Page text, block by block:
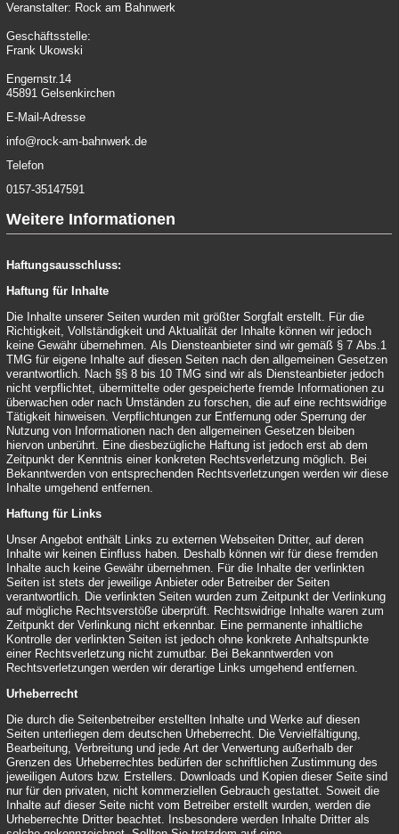
Veranstalter: Rock am Bahnwerk
Geschäftsstelle:
Frank Ukowski
Engernstr.14
45891 Gelsenkirchen
E-Mail-Adresse
info@rock-am-bahnwerk.de
Telefon
0157-35147591
Weitere Informationen
Haftungsausschluss:
Haftung für Inhalte
Die Inhalte unserer Seiten wurden mit größter Sorgfalt erstellt. Für die
Richtigkeit, Vollständigkeit und Aktualität der Inhalte können wir jedoch
keine Gewähr übernehmen. Als Diensteanbieter sind wir gemäß § 7 Abs.1
TMG für eigene Inhalte auf diesen Seiten nach den allgemeinen Gesetzen
verantwortlich. Nach §§ 8 bis 10 TMG sind wir als Diensteanbieter jedoch
nicht verpflichtet, übermittelte oder gespeicherte fremde Informationen zu
überwachen oder nach Umständen zu forschen, die auf eine rechtswidrige
Tätigkeit hinweisen. Verpflichtungen zur Entfernung oder Sperrung der
Nutzung von Informationen nach den allgemeinen Gesetzen bleiben
hiervon unberührt. Eine diesbezügliche Haftung ist jedoch erst ab dem
Zeitpunkt der Kenntnis einer konkreten Rechtsverletzung möglich. Bei
Bekanntwerden von entsprechenden Rechtsverletzungen werden wir diese
Inhalte umgehend entfernen.
Haftung für Links
Unser Angebot enthält Links zu externen Webseiten Dritter, auf deren
Inhalte wir keinen Einfluss haben. Deshalb können wir für diese fremden
Inhalte auch keine Gewähr übernehmen. Für die Inhalte der verlinkten
Seiten ist stets der jeweilige Anbieter oder Betreiber der Seiten
verantwortlich. Die verlinkten Seiten wurden zum Zeitpunkt der Verlinkung
auf mögliche Rechtsverstöße überprüft. Rechtswidrige Inhalte waren zum
Zeitpunkt der Verlinkung nicht erkennbar. Eine permanente inhaltliche
Kontrolle der verlinkten Seiten ist jedoch ohne konkrete Anhaltspunkte
einer Rechtsverletzung nicht zumutbar. Bei Bekanntwerden von
Rechtsverletzungen werden wir derartige Links umgehend entfernen.
Urheberrecht
Die durch die Seitenbetreiber erstellten Inhalte und Werke auf diesen
Seiten unterliegen dem deutschen Urheberrecht. Die Vervielfältigung,
Bearbeitung, Verbreitung und jede Art der Verwertung außerhalb der
Grenzen des Urheberrechtes bedürfen der schriftlichen Zustimmung des
jeweiligen Autors bzw. Erstellers. Downloads und Kopien dieser Seite sind
nur für den privaten, nicht kommerziellen Gebrauch gestattet. Soweit die
Inhalte auf dieser Seite nicht vom Betreiber erstellt wurden, werden die
Urheberrechte Dritter beachtet. Insbesondere werden Inhalte Dritter als